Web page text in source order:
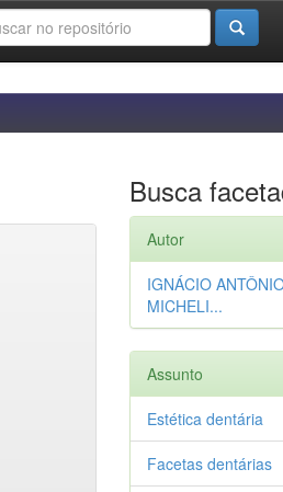
Busca
Autor
IGNÁCIO
MICHELI...
Assunto
Estética dentária
Facetas dentárias